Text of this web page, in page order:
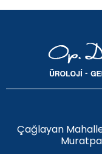
Çağlayan